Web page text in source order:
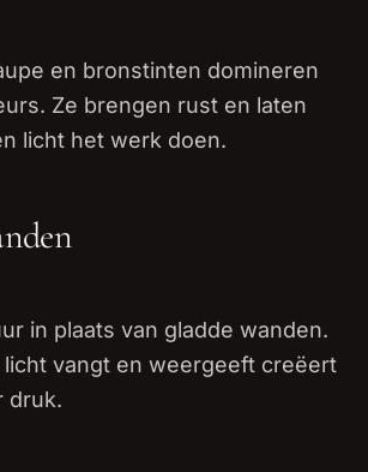
en bronstinten domineren
Ze brengen rust en laten
licht het werk doen.
in plaats van gladde wanden.
licht vangt en weergeeft creëert
druk.